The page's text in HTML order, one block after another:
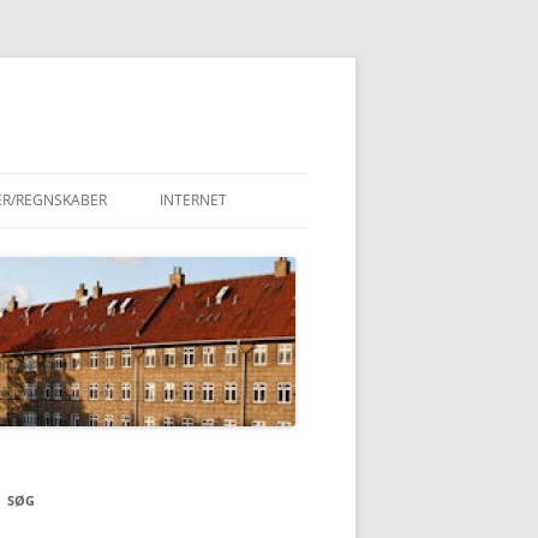
REGNSKABER INTERNET
SØG